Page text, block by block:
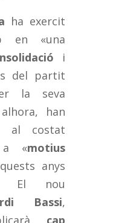
ha exercit
en «una
i
del partit
la seva
han
al costat
a «motius
anys
El nou
Bassi,
cap